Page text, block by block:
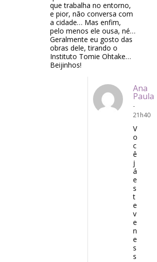
que trabalha no entorno,
e pior, não conversa com
a cidade… Mas enfim,
pelo menos ele ousa, né…
Geralmente eu gosto das
obras dele, tirando o
Instituto Tomie Ohtake…
Beijinhos!
Ana
Paula
-
21h40
V
o
c
ê
j
á
e
s
t
e
v
e
n
e
s
s